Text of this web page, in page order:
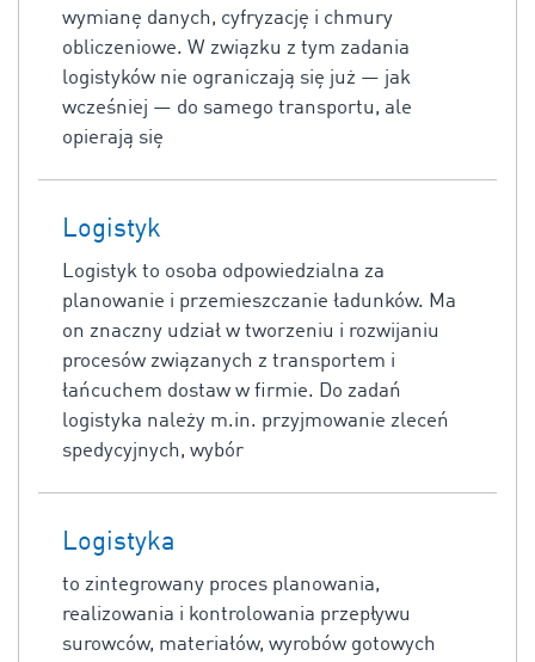
wymianę danych, cyfryzację i chmury
obliczeniowe. W związku z tym zadania
logistyków nie ograniczają się już — jak
wcześniej — do samego transportu, ale
opierają się
Logistyk
Logistyk to osoba odpowiedzialna za
planowanie i przemieszczanie ładunków. Ma
on znaczny udział w tworzeniu i rozwijaniu
procesów związanych z transportem i
łańcuchem dostaw w firmie. Do zadań
logistyka należy m.in. przyjmowanie zleceń
spedycyjnych, wybór
Logistyka
to zintegrowany proces planowania,
realizowania i kontrolowania przepływu
surowców, materiałów, wyrobów gotowych